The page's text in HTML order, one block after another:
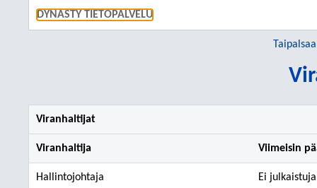
DYNASTY TIETOPALVELU
Viranhaltijat
Viranhaltija Viimeisin
Hallintojohtaja Ei